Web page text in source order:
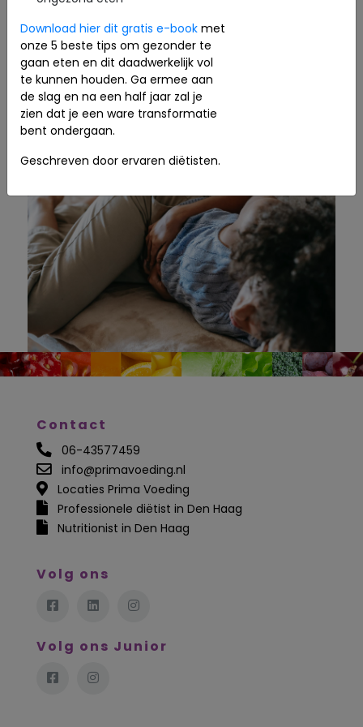
niet nodig om steeds met die buikpijn of diarree
rond te lopen. Wij helpen je graag van je klachten
af.
Contact
06-43577459
info@primavoeding.nl
Locaties Prima Voeding
Professionele diëtist in Den Haag
Nutritionist in Den Haag
Volg ons
Volg ons Junior
Download hier dit gratis e-book met
onze 5 beste tips om gezonder te
gaan eten en dit daadwerkelijk vol
te kunnen houden. Ga ermee aan
de slag en na een half jaar zal je
zien dat je een ware transformatie
bent ondergaan.
Geschreven door ervaren diëtisten.